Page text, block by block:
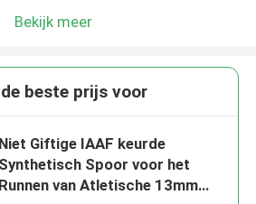
Bekijk meer
beste prijs voor
Niet Giftige IAAF keurde
Synthetisch Spoor voor het
Runnen van Atletische 13mm